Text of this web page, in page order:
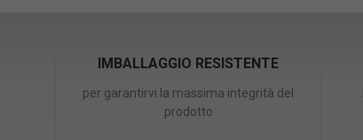
IMBALLAGGIO RESISTENTE
per garantirvi la massima integrità del
prodotto